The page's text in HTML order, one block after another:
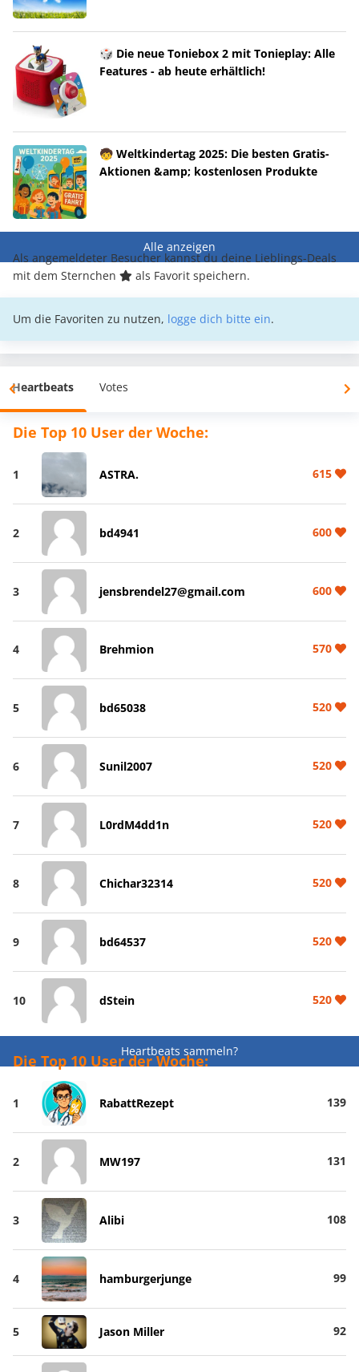
🎲 Die neue Toniebox 2 mit Tonieplay: Alle
Features - ab heute erhältlich!
🧒 Weltkindertag 2025: Die besten Gratis-
Aktionen &amp; kostenlosen Produkte
Alle anzeigen
Als angemeldeter Besucher kannst du deine Lieblings-Deals
mit dem Sternchen
als Favorit speichern.
Um die Favoriten zu nutzen, logge dich bitte ein.
Heartbeats Votes
Die Top 10 User der Woche:
1 ASTRA. 615
2 bd4941 600
3 jensbrendel27@gmail.com 600
4 Brehmion 570
5 bd65038 520
6 Sunil2007 520
7 L0rdM4dd1n 520
8 Chichar32314 520
9 bd64537 520
10 dStein 520
Heartbeats sammeln?
Die Top 10 User der Woche:
1 RabattRezept 139
2 MW197 131
3 Alibi 108
4 hamburgerjunge 99
5 Jason Miller 92